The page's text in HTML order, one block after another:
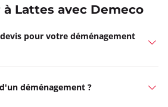
Lattes avec Demeco
pour votre déménagement
déménagement ?